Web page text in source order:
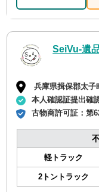
兵庫県揖保郡太子
本人確認証提出確
古物商許可証：第
軽トラック
2トントラック